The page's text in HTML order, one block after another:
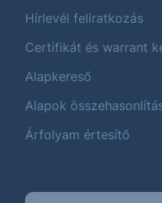
Hírlevél feliratkozás
Certifikát és warrant
Alapkereső
Alapok
Árfolyam értesítő